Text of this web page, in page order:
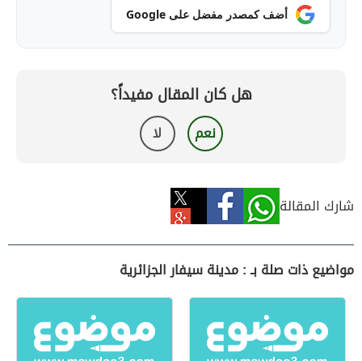
أضف كمصدر مفضل على Google
هل كان المقال مفيداً؟
نعم لا
شارك المقالة
مواضيع ذات صلة بـ : مدينة سيفار الجزائرية